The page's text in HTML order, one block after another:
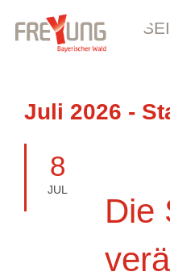
Juli 2026 -
8
JUL
Die